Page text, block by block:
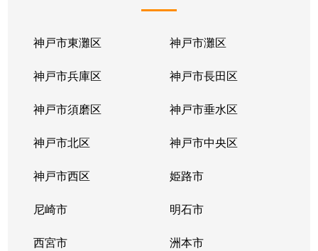
神戸市東灘区 神戸市灘区
神戸市兵庫区 神戸市長田区
神戸市須磨区 神戸市垂水区
神戸市北区 神戸市中央区
神戸市西区 姫路市
尼崎市 明石市
西宮市 洲本市